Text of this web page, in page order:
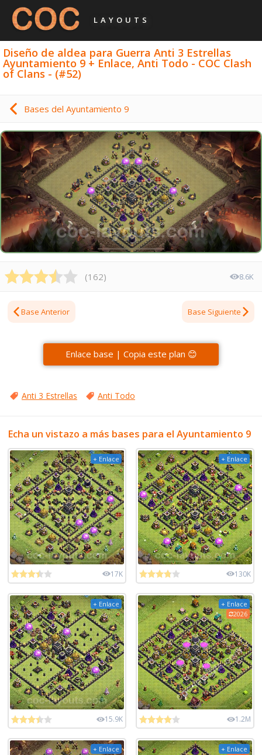
LAYOUTS
Diseño de aldea para Guerra Anti 3 Estrellas
Ayuntamiento 9 + Enlace, Anti Todo - COC Clash
of Clans - (#52)
Bases del Ayuntamiento 9
(162) 8.6K
Base Anterior Base Siguiente
Enlace base | Copia este plan 😊
Anti 3 Estrellas Anti Todo
Echa un vistazo a más bases para el Ayuntamiento 9
+ Enlace
17K
+ Enlace
130K
+ Enlace
15.9K
+ Enlace
2026
1.2M
+ Enlace
+ Enlace